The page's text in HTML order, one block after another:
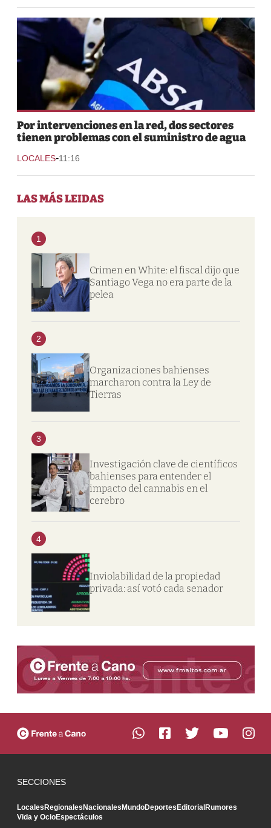
Por intervenciones en la red, dos sectores
tienen problemas con el suministro de agua
LOCALES-11:16
LAS MÁS LEIDAS
1
Crimen en White: el fiscal dijo que
Santiago Vega no era parte de la
pelea
2
Organizaciones bahienses
marcharon contra la Ley de
Tierras
3
Investigación clave de científicos
bahienses para entender el
impacto del cannabis en el
cerebro
4
Inviolabilidad de la propiedad
privada: así votó cada senador
SECCIONES
LocalesRegionalesNacionalesMundoDeportesEditorialRumores
Vida y OcioEspectáculos